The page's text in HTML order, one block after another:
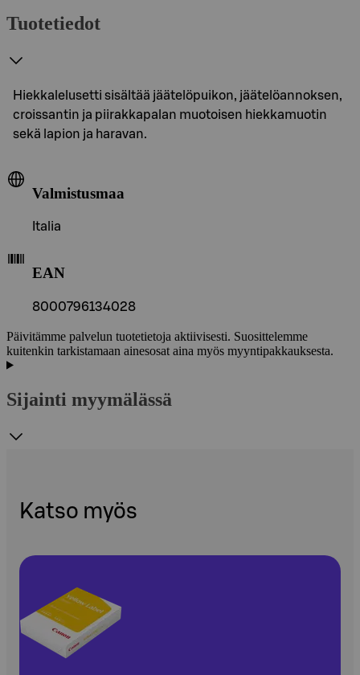
Tuotetiedot
Hiekkalelusetti sisältää jäätelöpuikon, jäätelöannoksen,
croissantin ja piirakkapalan muotoisen hiekkamuotin
sekä lapion ja haravan.
Valmistusmaa
Italia
EAN
8000796134028
Päivitämme palvelun tuotetietoja aktiivisesti. Suosittelemme
kuitenkin tarkistamaan ainesosat aina myös myyntipakkauksesta.
Sijainti myymälässä
Katso myös